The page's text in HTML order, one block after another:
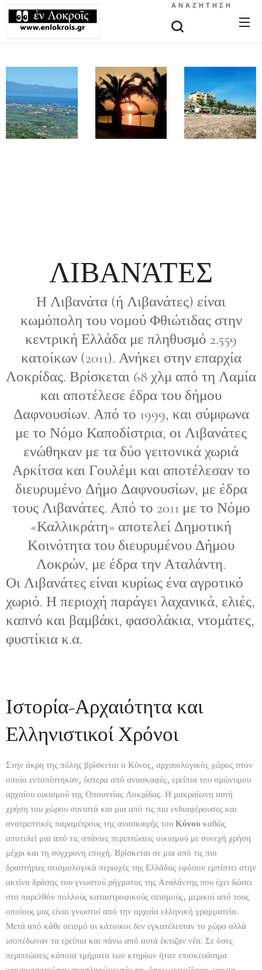
ΑΝΑΖΉΤΗΣΗ
ΛΙΒΑΝΆΤΕΣ
Η Λιβανάτα (ή Λιβανάτες) είναι
κωμόπολη του νομού Φθιώτιδας στην
κεντρική Ελλάδα με πληθυσμό 2.559
κατοίκων (2011). Ανήκει στην επαρχία
Λοκρίδας. Βρίσκεται 68 χλμ από τη Λαμία
και αποτέλεσε έδρα του δήμου
Δαφνουσίων. Από το 1999, και σύμφωνα
με το Νόμο Καποδίστρια, οι Λιβανάτες
ενώθηκαν με τα δύο γειτονικά χωριά
Αρκίτσα και Γουλέμι και αποτέλεσαν το
διευρυμένο Δήμο Δαφνουσίων, με έδρα
τους Λιβανάτες. Από το 2011 με το Νόμο
«Καλλικράτη» αποτελεί Δημοτική
Κοινότητα του διευρυμένου Δήμου
Λοκρών, με έδρα την Αταλάντη.
Οι Λιβανάτες είναι κυρίως ένα αγροτικό
χωριό. Η περιοχή παράγει λαχανικά, ελιές,
καπνό και βαμβάκι, φασολάκια, ντομάτες,
φυστίκια κ.α.
Ιστορία-Αρχαιότητα και
Ελληνιστικοί Χρόνοι
Στην άκρη της πόλης βρίσκεται ο Κύνος, αρχαιολογικός χώρος στον
οποίο εντοπίστηκαν, ύστερα από ανασκαφές, ερείπια του ομώνυμου
αρχαίου οικισμού της Οπουντίας Λοκρίδας. Η μακραίωνη αυτή
χρήση του χώρου συνιστά και μια από τις πιο ενδιαφέρουσες και
ανατρεπτικές παραμέτρους της ανασκαφής του Κύνου καθώς
αποτελεί μια από τις σπάνιες περιπτώσεις οικισμού με συνεχή χρήση
μέχρι και τη σύγχρονη εποχή. Βρίσκεται σε μια από τις πιο
δραστήριες σεισμολογικά περιοχές της Ελλάδας εφόσον εμπίπτει στην
ακτίνα δράσης του γνωστού ρήγματος της Αταλάντης που έχει δώσει
στο παρελθόν πολλούς καταστροφικούς σεισμούς, μερικοί από τους
οποίους μας είναι γνωστοί από την αρχαία ελληνική γραμματεία.
Μετά από κάθε σεισμό οι κάτοικοι δεν εγκατέλειπαν το χώρο αλλά
ισοπέδωναν τα ερείπια και πάνω από αυτά έκτιζαν νέα. Σε όσες
περιπτώσεις κάποια τμήματα των κτηρίων ήταν επισκευάσιμα